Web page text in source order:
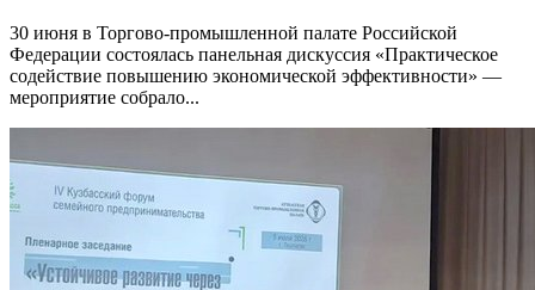
30 июня в Торгово-промышленной палате Российской
Федерации состоялась панельная дискуссия «Практическое
содействие повышению экономической эффективности» —
мероприятие собрало...